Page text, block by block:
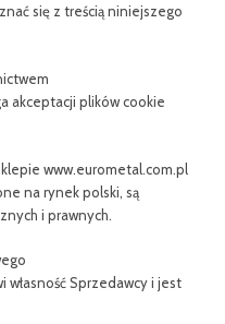
się z treścią niniejszego
akceptacji plików cookie
www.eurometal.com.pl
na rynek polski, są
i prawnych.
Sprzedawcy i jest